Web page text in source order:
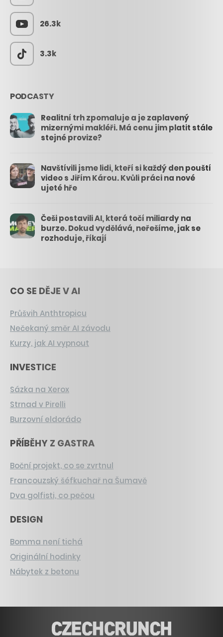
26.3k
3.3k
PODCASTY
Realitní trh zpomaluje a je zaplavený
mizernými makléři. Má cenu jim platit stále
stejné provize?
Navštívili jsme lidi, kteří si každý den pouští
video s Jiřím Károu. Kvůli práci na nové
ujeté hře
Češi postavili AI, která točí miliardy na
burze. Dokud vydělává, neřešíme, jak se
rozhoduje, říkají
CO SE DĚJE V AI
Průšvih Anthtropicu
Nečekaný směr AI závodu
Kurzy, jak AI vypnout
INVESTICE
Sázka na Xerox
Strnad v Pirelli
Burzovní eldorádo
PŘÍBĚHY Z GASTRA
Boční projekt, co se zvrtnul
Francouzský šéfkuchař na Šumavě
Dva golfisti, co pečou
DESIGN
Bomma není tichá
Originální hodinky
Nábytek z betonu